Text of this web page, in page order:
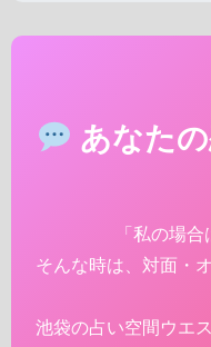
あなた
「私の場
そんな時は、対面・
池袋の占い空間ウエ